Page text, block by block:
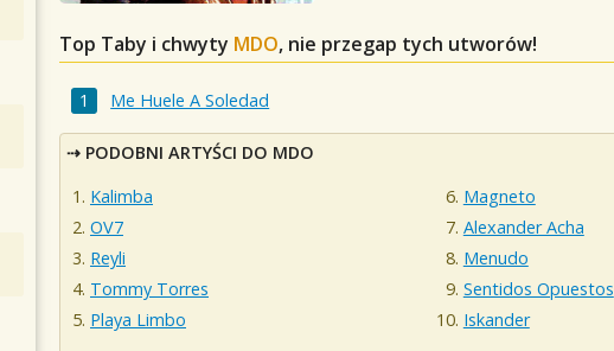
Top Taby i chwyty MDO, nie przegap tych utworów!
Me Huele A Soledad
PODOBNI ARTYŚCI DO MDO
Kalimba
OV7
Reyli
Tommy Torres
Playa Limbo
Magneto
Alexander Acha
Menudo
Sentidos Opuestos
Iskander